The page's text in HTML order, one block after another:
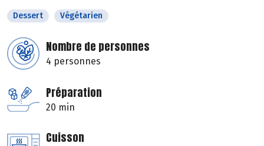
Dessert Végétarien
Nombre de personnes
4 personnes
Préparation
20 min
Cuisson